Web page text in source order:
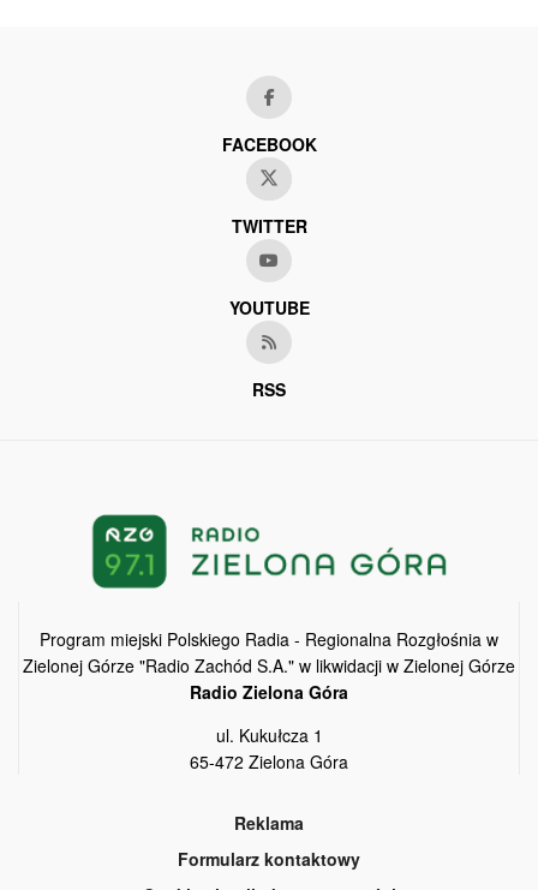
FACEBOOK
TWITTER
YOUTUBE
RSS
Program miejski Polskiego Radia - Regionalna Rozgłośnia w
Zielonej Górze "Radio Zachód S.A." w likwidacji w Zielonej Górze
Radio Zielona Góra
ul. Kukułcza 1
65-472 Zielona Góra
Reklama
Formularz kontaktowy